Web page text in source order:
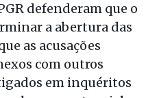
defenderam que o
a abertura das
as acusações
com outros
em inquéritos